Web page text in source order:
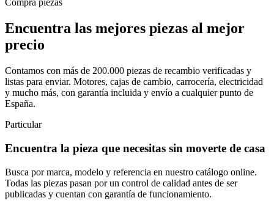
Compra piezas
Encuentra las mejores piezas al mejor
precio
Contamos con más de 200.000 piezas de recambio verificadas y
listas para enviar. Motores, cajas de cambio, carrocería, electricidad
y mucho más, con garantía incluida y envío a cualquier punto de
España.
Particular
Encuentra la pieza que necesitas sin moverte de casa
Busca por marca, modelo y referencia en nuestro catálogo online.
Todas las piezas pasan por un control de calidad antes de ser
publicadas y cuentan con garantía de funcionamiento.